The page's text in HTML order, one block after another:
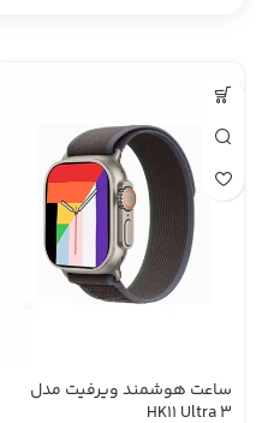
ساعت هوشمند ویرفیت مدل
HK11 Ultra 3